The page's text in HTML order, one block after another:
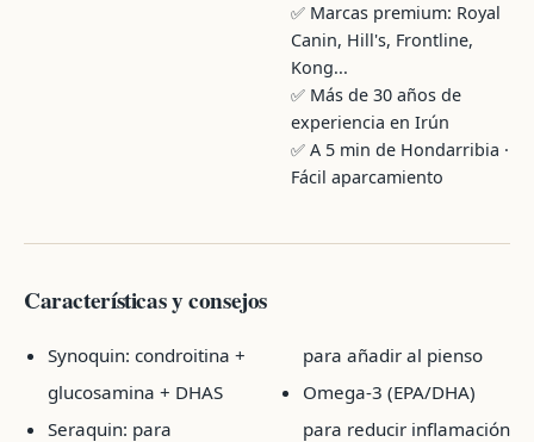
✅ Marcas premium: Royal
Canin, Hill's, Frontline,
Kong...
✅ Más de 30 años de
experiencia en Irún
✅ A 5 min de Hondarribia ·
Fácil aparcamiento
Características y consejos
Synoquin: condroitina +
glucosamina + DHAS
Seraquin: para
para añadir al pienso
Omega-3 (EPA/DHA)
para reducir inflamación